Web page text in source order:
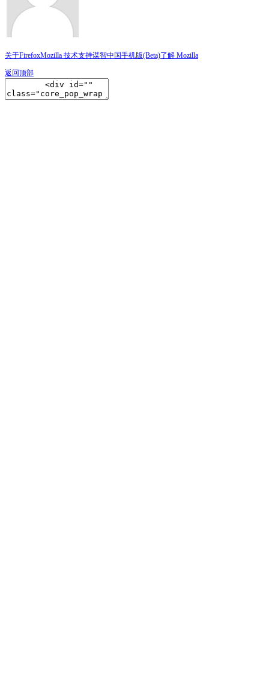
关于FirefoxMozilla 技术支持谋智中国手机版(Beta)了解 Mozilla
返回顶部